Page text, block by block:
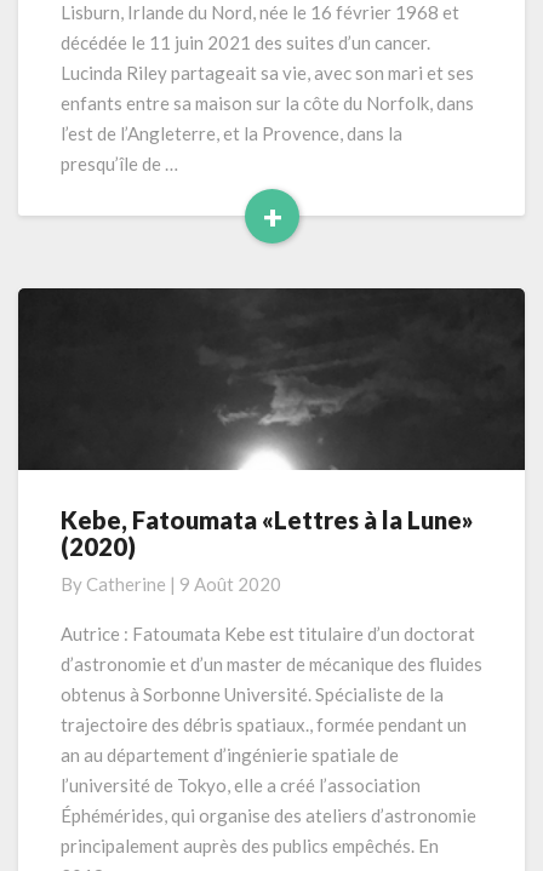
lune »
–
(2019)
–
Série
Les
sœurs
5
Lisburn, Irlande du Nord, née le 16 février 1968 et
décédée le 11 juin 2021 des suites d’un cancer.
Lucinda Riley partageait sa vie, avec son mari et ses
enfants entre sa maison sur la côte du Norfolk, dans
l’est de l’Angleterre, et la Provence, dans la
presqu’île de …
+
Read
Kebe,
Fatoumata
à
la
Lune»
(2020)
Kebe, Fatoumata «Lettres à la Lune»
(2020)
By Catherine | 9 Août 2020
Autrice : Fatoumata Kebe est titulaire d’un doctorat
d’astronomie et d’un master de mécanique des fluides
obtenus à Sorbonne Université. Spécialiste de la
trajectoire des débris spatiaux., formée pendant un
an au département d’ingénierie spatiale de
l’université de Tokyo, elle a créé l’association
Éphémérides, qui organise des ateliers d’astronomie
principalement auprès des publics empêchés. En